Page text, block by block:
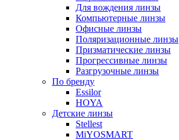
Для вождения линзы
Компьютерные линзы
Офисные линзы
Поляризационные линзы
Призматические линзы
Прогрессивные линзы
Разгрузочные линзы
По бренду
Essilor
HOYA
Детские линзы
Stellest
MiYOSMART